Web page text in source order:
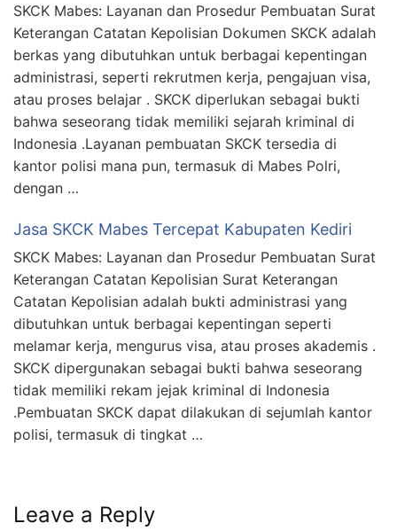
SKCK Mabes: Layanan dan Prosedur Pembuatan Surat
Keterangan Catatan Kepolisian Dokumen SKCK adalah
berkas yang dibutuhkan untuk berbagai kepentingan
administrasi, seperti rekrutmen kerja, pengajuan visa,
atau proses belajar . SKCK diperlukan sebagai bukti
bahwa seseorang tidak memiliki sejarah kriminal di
Indonesia .Layanan pembuatan SKCK tersedia di
kantor polisi mana pun, termasuk di Mabes Polri,
dengan …
Jasa SKCK Mabes Tercepat Kabupaten Kediri
SKCK Mabes: Layanan dan Prosedur Pembuatan Surat
Keterangan Catatan Kepolisian Surat Keterangan
Catatan Kepolisian adalah bukti administrasi yang
dibutuhkan untuk berbagai kepentingan seperti
melamar kerja, mengurus visa, atau proses akademis .
SKCK dipergunakan sebagai bukti bahwa seseorang
tidak memiliki rekam jejak kriminal di Indonesia
.Pembuatan SKCK dapat dilakukan di sejumlah kantor
polisi, termasuk di tingkat …
Leave a Reply